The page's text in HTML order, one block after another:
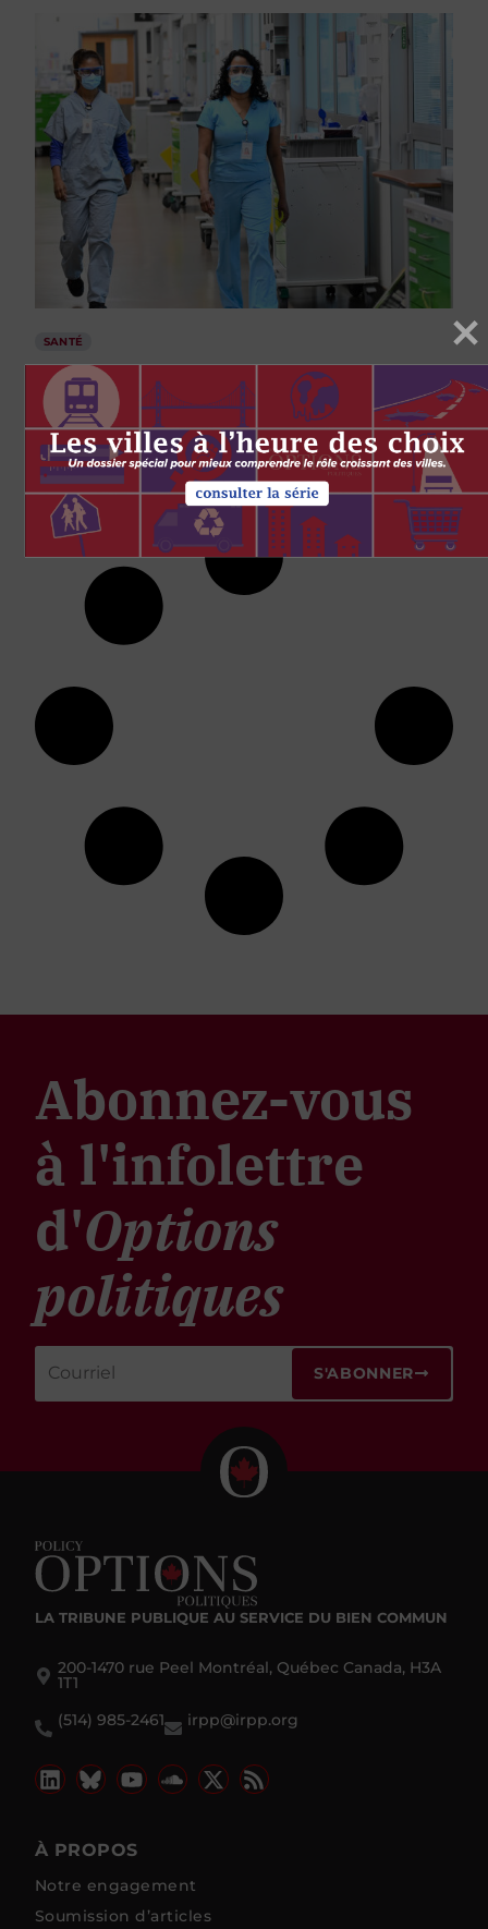
SANTÉ
We must address the human resources
side of health care before the next
pandemic
parSiri Chunduri
Jonathan I. Mitchell
Paul-Émile Cloutier
30 JUILLET 2021
Abonnez-vous
à l'infolettre
d'Options
politiques
S'ABONNER
LA TRIBUNE PUBLIQUE AU SERVICE DU BIEN COMMUN
200-1470 rue Peel Montréal, Québec Canada, H3A
1T1
(514) 985-2461
irpp@irpp.org
À PROPOS
Notre engagement
Soumission d’articles